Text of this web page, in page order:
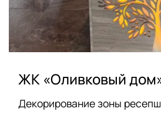
ЖК «Оливковый
Декорирование зоны